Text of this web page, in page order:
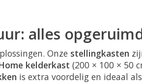
alles
Onze stellingkasten
kelderkast (200 × 100 × 50
is extra voordelig en ideaal